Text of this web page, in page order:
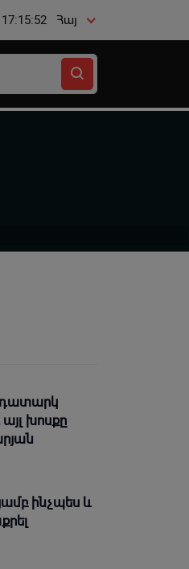
Հայ
դատարկ
խոսքը
ինչպես և